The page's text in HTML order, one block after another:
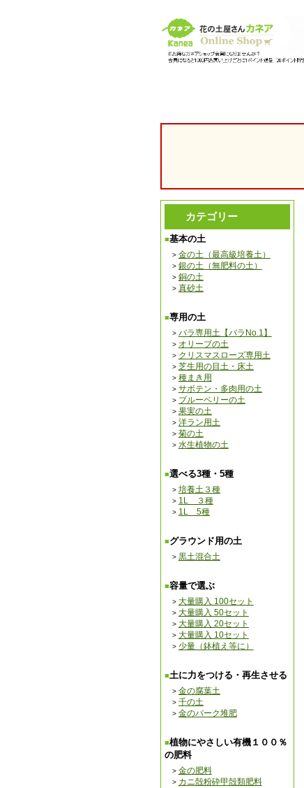
カテゴリー
基本の土
金の土（最高級培養土）
銀の土（無肥料の土）
銅の土
真砂土
専用の土
バラ専用土【バラNo.1】
オリーブの土
クリスマスローズ専用土
芝生用の目土・床土
種まき用
サボテン・多肉用の土
ブルーベリーの土
果実の土
洋ラン用土
菊の土
水生植物の土
選べる3種・5種
培養土３種
1L ３種
1L 5種
グラウンド用の土
黒土混合土
容量で選ぶ
大量購入 100セット
大量購入 50セット
大量購入 20セット
大量購入 10セット
少量（鉢植え等に）
土に力をつける・再生させる
金の腐葉土
千の土
金のバーク堆肥
植物にやさしい有機１００％
の肥料
金の肥料
カニ殻粉砕甲殻類肥料